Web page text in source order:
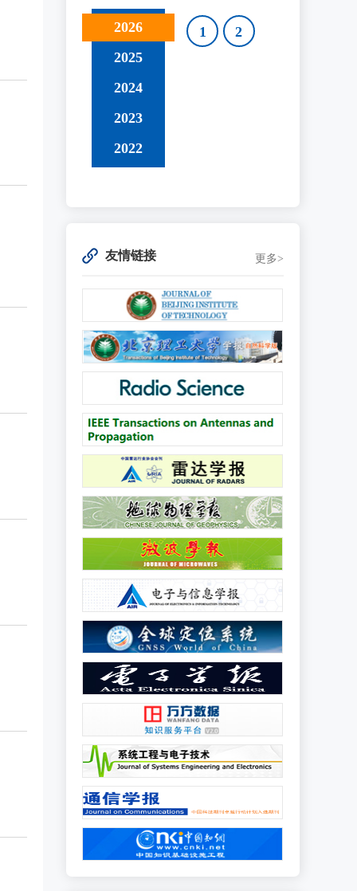
2026
2025
2024
2023
2022
1 2
友情链接 更多>